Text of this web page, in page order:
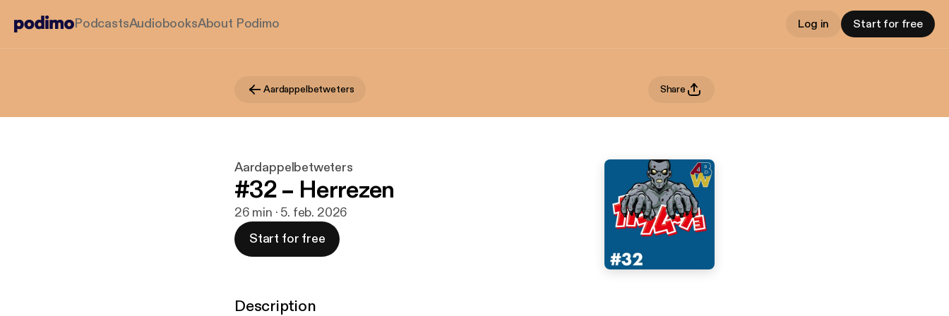
PodcastsAudiobooksAbout Podimo Log in Start for free
Aardappelbetweters Share
Aardappelbetweters
#32 – Herrezen
26 min · 5. feb. 2026
Start for free
Description